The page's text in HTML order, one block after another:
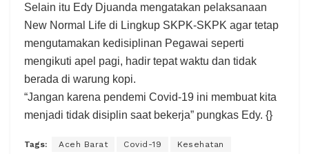
Selain itu Edy Djuanda mengatakan pelaksanaan
New Normal Life di Lingkup SKPK-SKPK agar tetap
mengutamakan kedisiplinan Pegawai seperti
mengikuti apel pagi, hadir tepat waktu dan tidak
berada di warung kopi.
“Jangan karena pendemi Covid-19 ini membuat kita
menjadi tidak disiplin saat bekerja” pungkas Edy. {}
Tags: Aceh Barat Covid-19 Kesehatan